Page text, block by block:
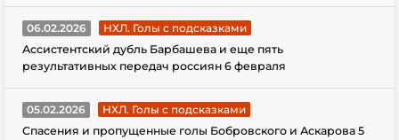
06.02.2026
НХЛ. Голы с подсказками
Ассистентский дубль Барбашева и еще пять
результативных передач россиян 6 февраля
05.02.2026
НХЛ. Голы с подсказками
Спасения и пропущенные голы Бобровского и Аскарова 5